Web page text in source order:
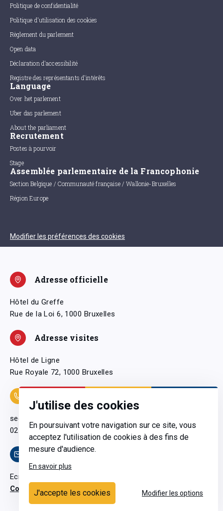
J'utilise des cookies
En poursuivant votre navigation sur ce site, vous
acceptez l'utilisation de cookies à des fins de
mesure d'audience.
En savoir plus
J'accepte les cookies Modifier les options
Politique de confidentialité
Politique d'utilisation des cookies
Règlement du parlement
Open data
Déclaration d'accessibilité
Registre des représentants d'intérêts
Language
Over het parlement
Uber das parlement
About the parliament
Recrutement
Postes à pourvoir
Stage
Assemblée parlementaire de la Francophonie
Section Belgique / Communauté française / Wallonie-Bruxelles
Région Europe
Modifier les préférences des cookies
Adresse officielle
Hôtel du Greffe
Rue de la Loi 6, 1000 Bruxelles
Adresse visites
Hôtel de Ligne
Rue Royale 72, 1000 Bruxelles
secretariatgeneral@pfwb.be
02 506 38 11
Contact
Ecrivez-nous
Contactez-nous